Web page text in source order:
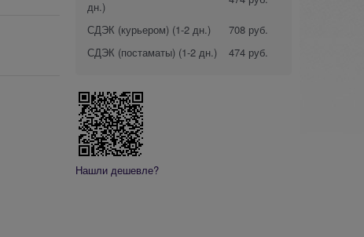
дн.)
СДЭК (курьером) (1-2 дн.)
708 руб.
СДЭК (постаматы) (1-2 дн.) 474 руб.
Нашли дешевле?